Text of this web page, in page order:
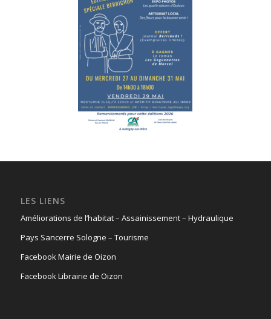
LES LIENS
Améliorations de l’habitat– Assainissement– Hydraulique
Pays Sancerre Sologne – Tourisme
Facebook Mairie de Oizon
Facebook Librairie de Oizon